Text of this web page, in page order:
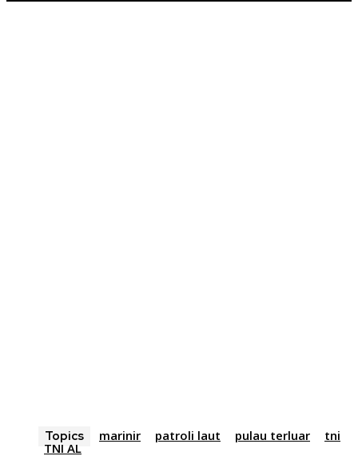
Topics marinir patroli laut pulau terluar
tni
TNI AL